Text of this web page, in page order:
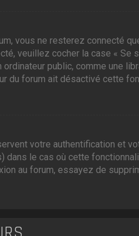
vous ne resterez connecté
veuillez cocher la case « Se
public, comme une
du forum ait désactivé cette
votre authentification et
le cas où cette
au forum, essayez de